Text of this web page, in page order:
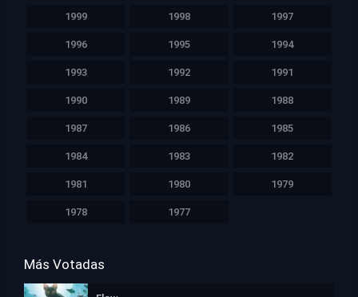
1999 1998 1997
1996 1995 1994
1993 1992 1991
1990 1989 1988
1987 1986 1985
1984 1983 1982
1981 1980 1979
1978 1977
Más Votadas